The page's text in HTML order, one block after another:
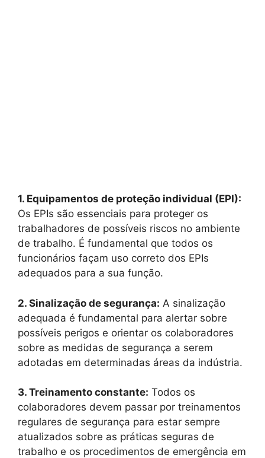
1. Equipamentos de proteção individual (EPI):
Os EPIs são essenciais para proteger os
trabalhadores de possíveis riscos no ambiente
de trabalho. É fundamental que todos os
funcionários façam uso correto dos EPIs
adequados para a sua função.
2. Sinalização de segurança: A sinalização
adequada é fundamental para alertar sobre
possíveis perigos e orientar os colaboradores
sobre as medidas de segurança a serem
adotadas em determinadas áreas da indústria.
3. Treinamento constante: Todos os
colaboradores devem passar por treinamentos
regulares de segurança para estar sempre
atualizados sobre as práticas seguras de
trabalho e os procedimentos de emergência em